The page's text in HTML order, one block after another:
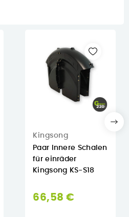
Kingsong
Paar Innere Schalen
für einräder
Kingsong KS-S18
66,58 €